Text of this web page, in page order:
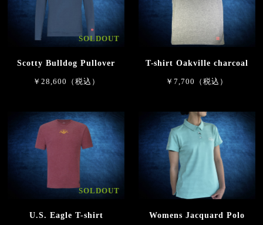
SOLDOUT
Scotty Bulldog Pullover
￥28,600（税込）
T-shirt Oakville charcoal
￥7,700（税込）
SOLDOUT
U.S. Eagle T-shirt
Womens Jacquard Polo